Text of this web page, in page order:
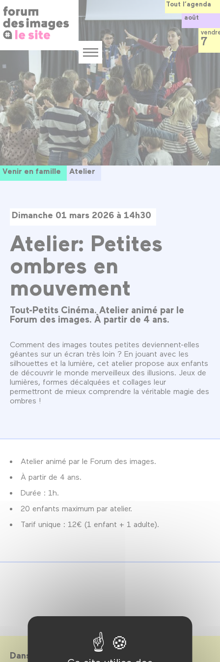
Panneau de gestion des cookies
au
contenu
principal
Menu
Venir en famille Atelier
Dimanche 01 mars 2026 à 14h30
Atelier: Petites
ombres en
mouvement
Tout-Petits Cinéma. Atelier animé par le
Forum des images. À partir de 4 ans.
Comment des images toutes petites deviennent-elles
géantes sur un écran très loin ? En jouant avec les
silhouettes et la lumière, cet atelier propose aux enfants
de découvrir le monde merveilleux des illusions. Jeux de
lumières, formes décalquées et collages leur
permettront de mieux comprendre la véritable magie des
ombres !
Atelier animé par le Forum des images.
À partir de 4 ans.
Durée : 1h.
20 enfants maximum par atelier.
Tarif unique : 12€ (1 enfant + 1 adulte).
Dans le cadre de
Tout l’agenda
août
7